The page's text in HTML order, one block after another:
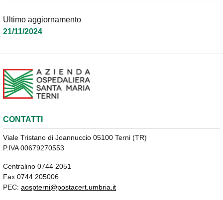
Ultimo aggiornamento
21/11/2024
CONTATTI
Viale Tristano di Joannuccio 05100 Terni (TR)
P.IVA 00679270553
Centralino 0744 2051
Fax 0744 205006
PEC: aospterni@postacert.umbria.it